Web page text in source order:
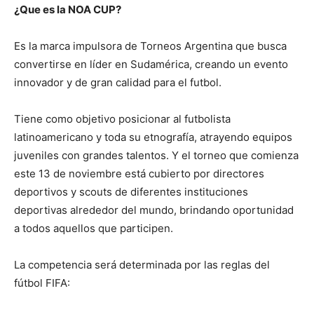
¿Que es la NOA CUP?
Es la marca impulsora de Torneos Argentina que busca
convertirse en líder en Sudamérica, creando un evento
innovador y de gran calidad para el futbol.
Tiene como objetivo posicionar al futbolista
latinoamericano y toda su etnografía, atrayendo equipos
juveniles con grandes talentos. Y el torneo que comienza
este 13 de noviembre está cubierto por directores
deportivos y scouts de diferentes instituciones
deportivas alrededor del mundo, brindando oportunidad
a todos aquellos que participen.
La competencia será determinada por las reglas del
fútbol FIFA: